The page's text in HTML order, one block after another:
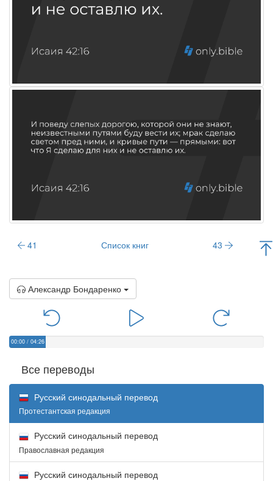
41 Список книг 43
Александр Бондаренко
00:00 / 04:26
Все переводы
Русский синодальный перевод
Протестантская редакция
Русский синодальный перевод
Православная редакция
Русский синодальный перевод